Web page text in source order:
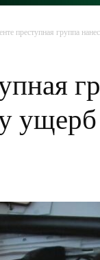
преступная группа